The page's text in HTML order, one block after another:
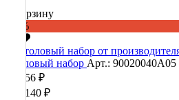
В корзину
-60%
Столовый набор Арт.: 90020040А05
42 856 ₽
107 140 ₽